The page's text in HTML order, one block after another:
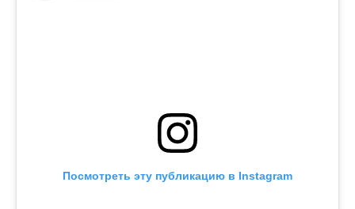
Посмотреть эту публикацию в Instagram